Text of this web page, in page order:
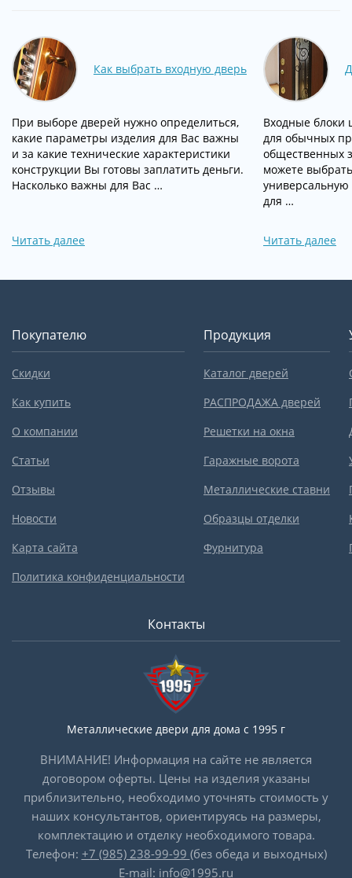
Как выбрать входную дверь
При выборе дверей нужно определиться,
какие параметры изделия для Вас важны
и за какие технические характеристики
конструкции Вы готовы заплатить деньги.
Насколько важны для Вас …
Читать далее
Входные блоки
для обычных
общественных
можете
для …
Читать далее
Покупателю
Скидки
Как купить
О компании
Статьи
Отзывы
Новости
Карта сайта
Политика конфиденциальности
Продукция
Каталог дверей
РАСПРОДАЖА дверей
Решетки на окна
Гаражные ворота
Металлические ставни
Образцы отделки
Фурнитура
Контакты
Металлические двери для дома с 1995 г
ВНИМАНИЕ! Информация на сайте не является
договором оферты. Цены на изделия указаны
приблизительно, необходимо уточнять стоимость у
наших консультантов, ориентируясь на размеры,
комплектацию и отделку необходимого товара.
Телефон: +7 (985) 238-99-99 (без обеда и выходных)
E-mail: info@1995.ru